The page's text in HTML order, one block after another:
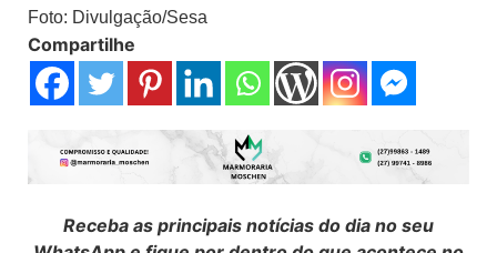
Foto: Divulgação/Sesa
Compartilhe
Receba as principais notícias do dia no seu